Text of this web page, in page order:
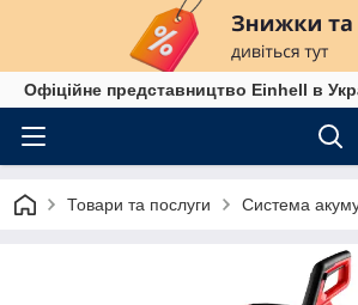
Офіційне представництво Einhell в
Товари та послуги Система